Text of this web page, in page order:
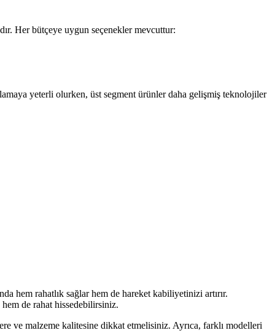
Her bütçeye uygun seçenekler mevcuttur:
yeterli olurken, üst segment ürünler daha gelişmiş teknolojiler
hem rahatlık sağlar hem de hareket kabiliyetinizi artırır.
de rahat hissedebilirsiniz.
ve malzeme kalitesine dikkat etmelisiniz. Ayrıca, farklı modelleri